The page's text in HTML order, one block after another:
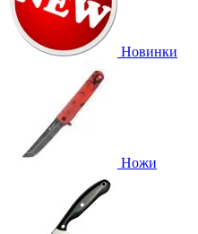
Новинки
Ножи